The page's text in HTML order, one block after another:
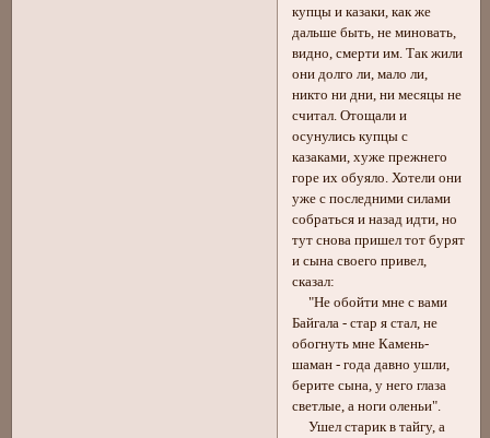
купцы и казаки, как же
дальше быть, не миновать,
видно, смерти им. Так жили
они долго ли, мало ли,
никто ни дни, ни месяцы не
считал. Отощали и
осунулись купцы с
казаками, хуже прежнего
горе их обуяло. Хотели они
уже с последними силами
собраться и назад идти, но
тут снова пришел тот бурят
и сына своего привел,
сказал:
"Не обойти мне с вами
Байгала - стар я стал, не
обогнуть мне Камень-
шаман - года давно ушли,
берите сына, у него глаза
светлые, а ноги оленьи".
Ушел старик в тайгу, а